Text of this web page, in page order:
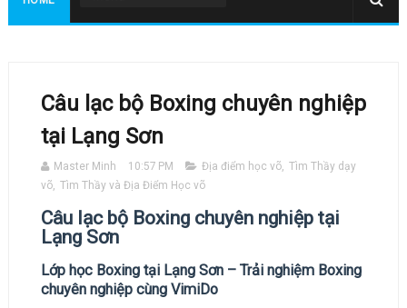
Câu lạc bộ Boxing chuyên nghiệp
tại Lạng Sơn
Master Minh 10:57 PM Địa điểm học võ, Tìm Thầy dạy
võ, Tìm Thầy và Địa Điểm Học võ
Câu lạc bộ Boxing chuyên nghiệp tại
Lạng Sơn
Lớp học Boxing tại Lạng Sơn – Trải nghiệm Boxing
chuyên nghiệp cùng VimiDo